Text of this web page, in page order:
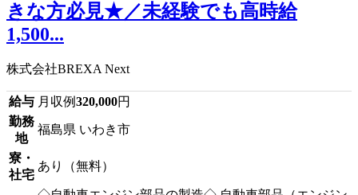
きな方必見★／未経験でも高時給
1,500...
株式会社BREXA Next
給与 月収例320,000円
勤務
地
福島県 いわき市
寮・
社宅
あり（無料）